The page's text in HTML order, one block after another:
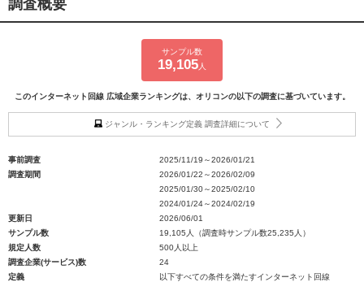
調査概要
サンプル数
19,105 人
このインターネット回線 広域企業ランキングは、オリコンの以下の調査に基づいています。
ジャンル・ランキング定義 調査詳細について
事前調査
2025/11/19～2026/01/21
調査期間
2026/01/22～2026/02/09
2025/01/30～2025/02/10
2024/01/24～2024/02/19
更新日
2026/06/01
サンプル数
19,105人（調査時サンプル数25,235人）
規定人数
500人以上
調査企業(サービス)数
24
定義
以下すべての条件を満たすインターネット回線